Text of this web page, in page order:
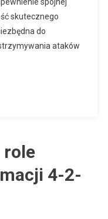
Do
skutecznego
do
ataków
role
4-2-